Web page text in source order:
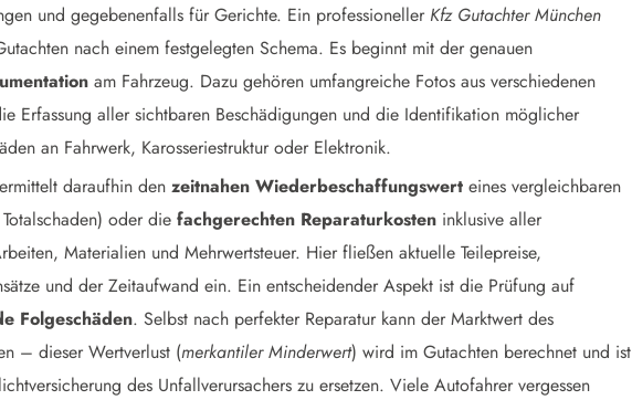
und gegebenenfalls für Gerichte. Ein professioneller Kfz Gutachter München
nach einem festgelegten Schema. Es beginnt mit der genauen
am Fahrzeug. Dazu gehören umfangreiche Fotos aus verschiedenen
Erfassung aller sichtbaren Beschädigungen und die Identifikation möglicher
an Fahrwerk, Karosseriestruktur oder Elektronik.
daraufhin den zeitnahen Wiederbeschaffungswert eines vergleichbaren
oder die fachgerechten Reparaturkosten inklusive aller
Materialien und Mehrwertsteuer. Hier fließen aktuelle Teilepreise,
und der Zeitaufwand ein. Ein entscheidender Aspekt ist die Prüfung auf
Folgeschäden. Selbst nach perfekter Reparatur kann der Marktwert des
– dieser Wertverlust (merkantiler Minderwert) wird im Gutachten berechnet und ist
des Unfallverursachers zu ersetzen. Viele Autofahrer vergessen